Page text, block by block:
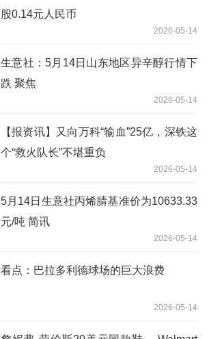
股0.14元人民币
2026-05-14
生意社：5月14日山东地区异辛醇行情下
跌 聚焦
2026-05-14
【报资讯】又向万科“输血”25亿，深铁这
个“救火队长”不堪重负
2026-05-14
5月14日生意社丙烯腈基准价为10633.33
元/吨 简讯
2026-05-14
看点：巴拉多利德球场的巨大浪费
2026-05-14